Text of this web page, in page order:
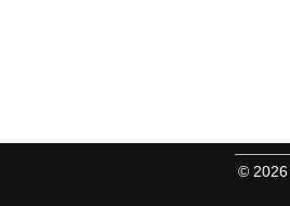
© 2026